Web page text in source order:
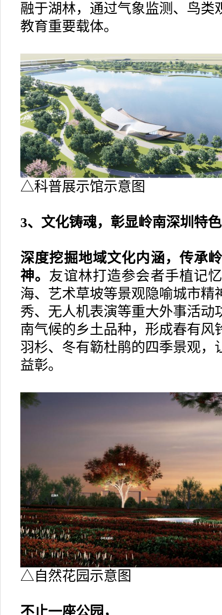
融于湖林，通过气象监测、鸟类
教育重要载体。
△科普展示馆示意图
3、文化铸魂，彰显岭南深圳特色
深度挖掘地域文化内涵，传承
神。 友谊林打造参会者手植记
海、艺术草坡等景观隐喻城市精
秀、无人机表演等重大外事活动
南气候的乡土品种，形成春有风
羽杉、冬有簕杜鹃的四季景观，
益彰。
△自然花园示意图
不止一座公园，